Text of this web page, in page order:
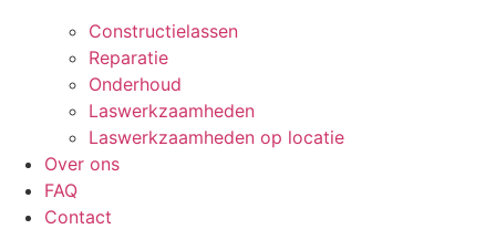
Constructielassen
Reparatie
Onderhoud
Laswerkzaamheden
Laswerkzaamheden op locatie
Over ons
FAQ
Contact